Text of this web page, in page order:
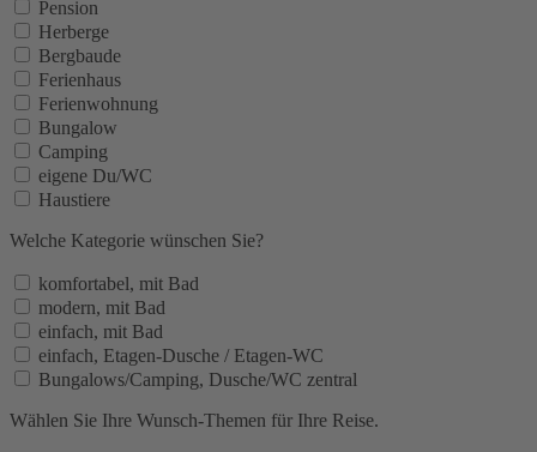
Pension
Herberge
Bergbaude
Ferienhaus
Ferienwohnung
Bungalow
Camping
eigene Du/WC
Haustiere
Welche Kategorie wünschen Sie?
komfortabel, mit Bad
modern, mit Bad
einfach, mit Bad
einfach, Etagen-Dusche / Etagen-WC
Bungalows/Camping, Dusche/WC zentral
Wählen Sie Ihre Wunsch-Themen für Ihre Reise.